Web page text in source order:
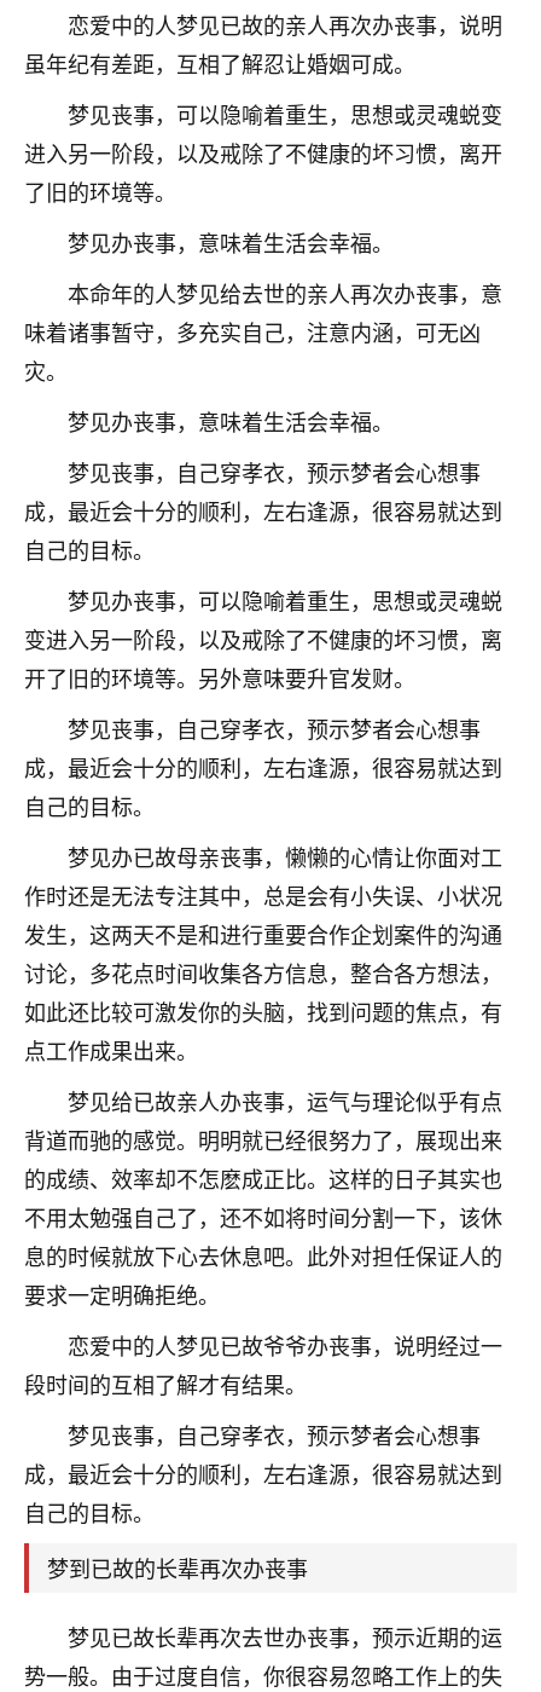
恋爱中的人梦见已故的亲人再次办丧事，说明
虽年纪有差距，互相了解忍让婚姻可成。
梦见丧事，可以隐喻着重生，思想或灵魂蜕变
进入另一阶段，以及戒除了不健康的坏习惯，离开
了旧的环境等。
梦见办丧事，意味着生活会幸福。
本命年的人梦见给去世的亲人再次办丧事，意
味着诸事暂守，多充实自己，注意内涵，可无凶
灾。
梦见办丧事，意味着生活会幸福。
梦见丧事，自己穿孝衣，预示梦者会心想事
成，最近会十分的顺利，左右逢源，很容易就达到
自己的目标。
梦见办丧事，可以隐喻着重生，思想或灵魂蜕
变进入另一阶段，以及戒除了不健康的坏习惯，离
开了旧的环境等。另外意味要升官发财。
梦见丧事，自己穿孝衣，预示梦者会心想事
成，最近会十分的顺利，左右逢源，很容易就达到
自己的目标。
梦见办已故母亲丧事，懒懒的心情让你面对工
作时还是无法专注其中，总是会有小失误、小状况
发生，这两天不是和进行重要合作企划案件的沟通
讨论，多花点时间收集各方信息，整合各方想法，
如此还比较可激发你的头脑，找到问题的焦点，有
点工作成果出来。
梦见给已故亲人办丧事，运气与理论似乎有点
背道而驰的感觉。明明就已经很努力了，展现出来
的成绩、效率却不怎麽成正比。这样的日子其实也
不用太勉强自己了，还不如将时间分割一下，该休
息的时候就放下心去休息吧。此外对担任保证人的
要求一定明确拒绝。
恋爱中的人梦见已故爷爷办丧事，说明经过一
段时间的互相了解才有结果。
梦见丧事，自己穿孝衣，预示梦者会心想事
成，最近会十分的顺利，左右逢源，很容易就达到
自己的目标。
梦到已故的长辈再次办丧事
梦见已故长辈再次去世办丧事，预示近期的运
势一般。由于过度自信，你很容易忽略工作上的失
我是公司人事调整，有升迁机会，但同时竞争的我们
三个，找老师的时候是抱着侥幸心理，没想到老师看
着我晋升有望，我半信半疑的按照老师建议，做了化
太岁还有一个发钱粮，本来年前的人事调整，拖到年
后，我以为都没戏了，结果开年一上班，开会提拔升
职第一个就是我，职务无所谓，主要是底薪加了
3000，非常开心，无论如何，感恩感谢！🙏🏻
鹿森：恭喜升职加薪！！，请客吗？�
12小时前 来自北京 32
心心相印
问题，反正就是不舒服。中医西医看遍了，找不到问
题，后来无意中看到有人推荐慧来老师，跟老师聊过
之后，心情豁然开朗，也听老师建议，处理了一些因
果问题。今年以来，身体比以前好多，主要是心情好
了，老师说境随心转，现在深有体会了。
触，首先就是心态会变好，万般皆是命，半点
不由人！
1天前 来自四川
金白水清
我也想找老师看看，有没有人给个联系方式的啊？
1天前 来自江西 12
青春168
我也想要，我也想要！
2天前 来自山西 15
Jessica李
老师做不做超度法事？我想给我奶奶做超度，她今年
刚去世了。
七零老顽童：我母亲前年离世，刚开始我经常
做梦梦见她，后来也是朋友介绍，找到慧来老
师，安排了超度法事，做梦再也没有梦到过
了，一开始是半信半疑的，图个心安，给亡母
超度，现在看来，人不信也不行。
2天前 来自云南 11
老师收徒吗？？我对这些很感兴趣
2天前 来自山西 15